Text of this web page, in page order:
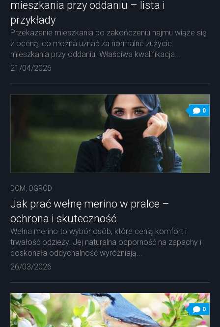
mieszkania przy oddaniu – lista i
przykłady
Przekazanie mieszkania po zakończeniu najmu wiąże się
z oceną, co można uznać za normalne zużycie
mieszkania przy oddaniu. Właściwa kwalifikacja...
21/04/2026
0
DOM, OGRÓD
Jak prać wełnę merino w pralce –
ochrona i skuteczność
Wełna merino to wybór osób, które cenią komfort i
trwałość odzieży. Jej naturalna odporność na zapachy i
doskonała oddychalność wyróżniają...
26/03/2026
0